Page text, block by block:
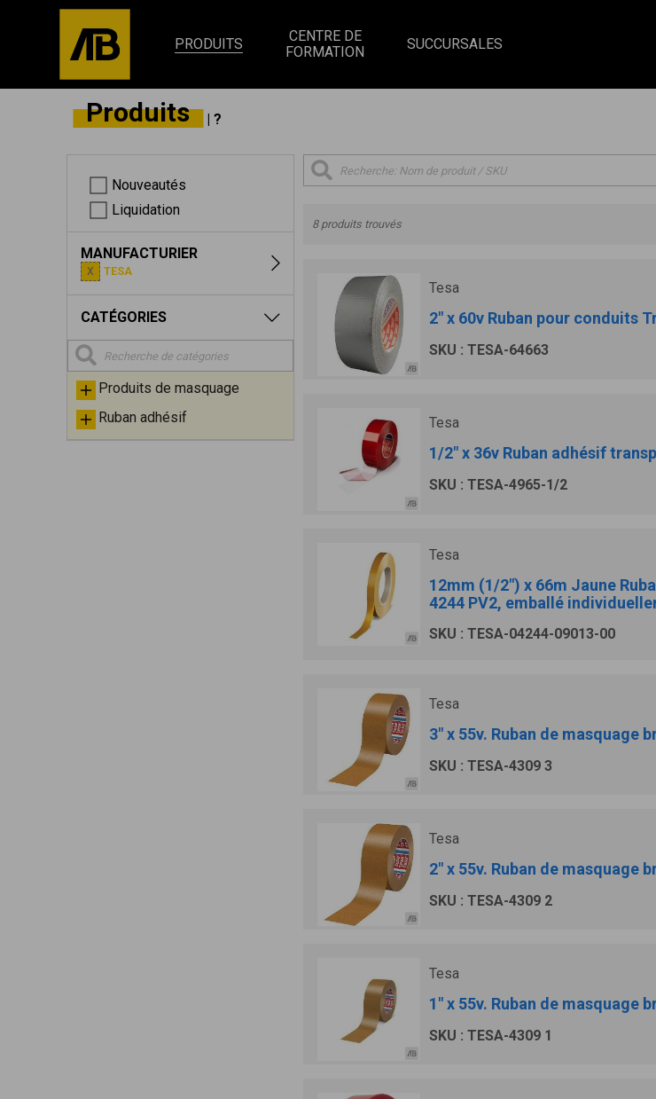
PRODUITS
CENTRE DE
FORMATION
SUCCURSALES
Produits | ?
Nouveautés
Liquidation
MANUFACTURIER
TESA
CATÉGORIES
Produits de masquage
Ruban adhésif
8 produits trouvés
Tesa
2" x 60v Ruban pour conduits
SKU : TESA-64663
Tesa
1/2" x 36v Ruban adhésif
SKU : TESA-4965-1/2
Tesa
12mm (1/2") x 66m Jaune
4244 PV2, emballé
SKU : TESA-04244-09013-00
Tesa
3" x 55v. Ruban de masquage
SKU : TESA-4309 3
Tesa
2" x 55v. Ruban de masquage
SKU : TESA-4309 2
Tesa
1" x 55v. Ruban de masquage
SKU : TESA-4309 1